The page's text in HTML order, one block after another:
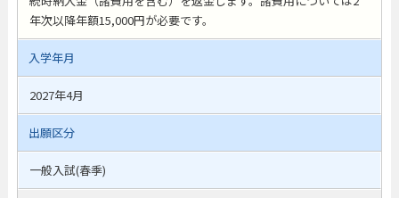
年次以降年額15,000円が必要です。
入学年月
2027年4月
出願区分
一般入試(春季)